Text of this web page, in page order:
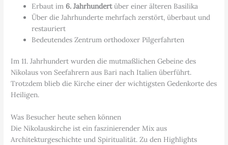
Erbaut im6. Jahrhundertüber einer älteren Basilika
Über die Jahrhunderte mehrfach zerstört, überbaut und
restauriert
Bedeutendes Zentrum orthodoxer Pilgerfahrten
Im 11. Jahrhundert wurden die mutmaßlichen Gebeine des
Nikolaus von Seefahrern aus Bari nach Italien überführt.
Trotzdem blieb die Kirche einer der wichtigsten Gedenkorte des
Heiligen.
Was Besucher heute sehen können
Die Nikolauskirche ist ein faszinierender Mix aus
Architekturgeschichte und Spiritualität. Zu den Highlights